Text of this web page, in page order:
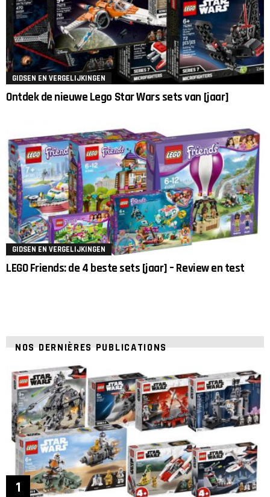
GIDSEN EN VERGELIJKINGEN
Ontdek de nieuwe Lego Star Wars sets van [jaar]
GIDSEN EN VERGELIJKINGEN
LEGO Friends: de 4 beste sets [jaar] – Review en test
NOS DERNIÈRES PUBLICATIONS